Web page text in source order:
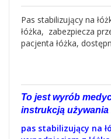
Pas stabilizujący na
łóżka, zabezpiecza
pacjenta łóżka,
To jest wyrób
instrukcją używania
pas stabilizujący na